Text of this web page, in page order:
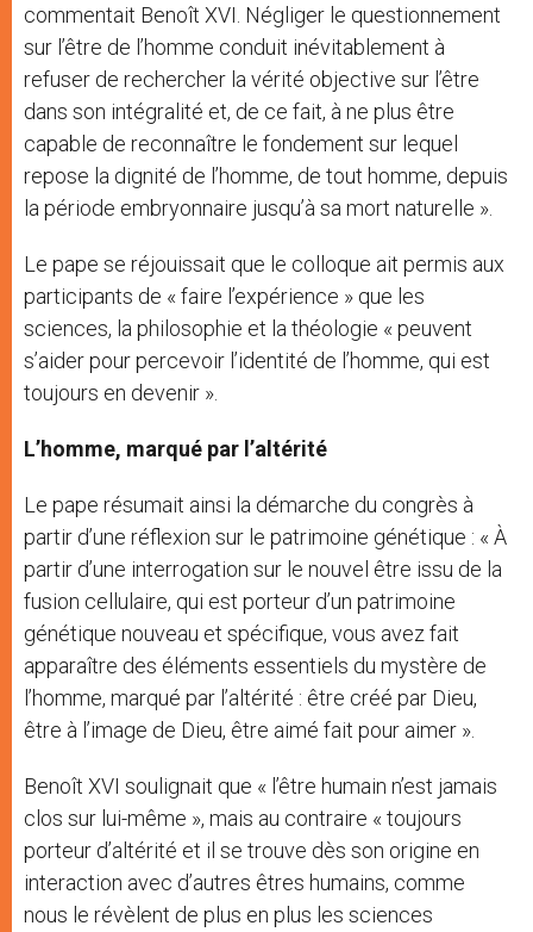
commentait Benoît XVI. Négliger le questionnement
sur l’être de l’homme conduit inévitablement à
refuser de rechercher la vérité objective sur l’être
dans son intégralité et, de ce fait, à ne plus être
capable de reconnaître le fondement sur lequel
repose la dignité de l’homme, de tout homme, depuis
la période embryonnaire jusqu’à sa mort naturelle ».
Le pape se réjouissait que le colloque ait permis aux
participants de « faire l’expérience » que les
sciences, la philosophie et la théologie « peuvent
s’aider pour percevoir l’identité de l’homme, qui est
toujours en devenir ».
L’homme, marqué par l’altérité
Le pape résumait ainsi la démarche du congrès à
partir d’une réflexion sur le patrimoine génétique : « À
partir d’une interrogation sur le nouvel être issu de la
fusion cellulaire, qui est porteur d’un patrimoine
génétique nouveau et spécifique, vous avez fait
apparaître des éléments essentiels du mystère de
l’homme, marqué par l’altérité : être créé par Dieu,
être à l’image de Dieu, être aimé fait pour aimer ».
Benoît XVI soulignait que « l’être humain n’est jamais
clos sur lui-même », mais au contraire « toujours
porteur d’altérité et il se trouve dès son origine en
interaction avec d’autres êtres humains, comme
nous le révèlent de plus en plus les sciences